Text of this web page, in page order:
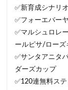
✅新育成シナリ
✅フォーエバー
✅マルシュロレ
ールピサ/ローズ
✅サンタアニタ
ダーズカップ
✅120連無料ス